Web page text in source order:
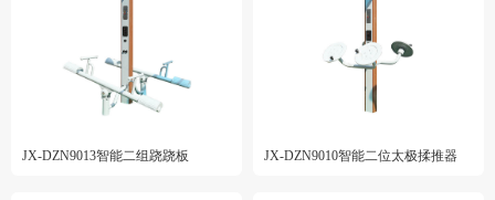
JX-DZN9013智能二组跷跷板 JX-DZN9010智能二位太极揉推器